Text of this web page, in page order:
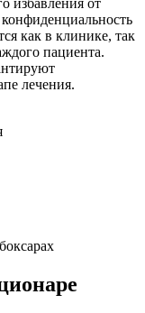
как в клинике, так
пациента.
лечения.